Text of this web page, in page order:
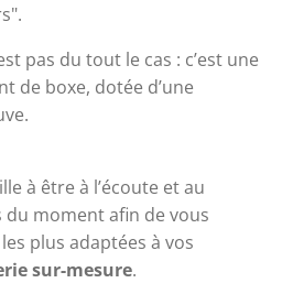
pas du tout le cas : c’est une
de boxe, dotée d’une
à être à l’écoute et au
moment afin de vous
plus adaptées à vos
sur-mesure.